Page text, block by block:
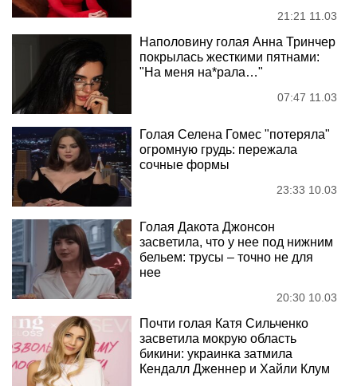
21:21 11.03
Наполовину голая Анна Тринчер
покрылась жесткими пятнами:
"На меня на*рала…"
07:47 11.03
Голая Селена Гомес "потеряла"
огромную грудь: пережала
сочные формы
23:33 10.03
Голая Дакота Джонсон
засветила, что у нее под нижним
бельем: трусы – точно не для
нее
20:30 10.03
Почти голая Катя Сильченко
засветила мокрую область
бикини: украинка затмила
Кендалл Дженнер и Хайли Клум